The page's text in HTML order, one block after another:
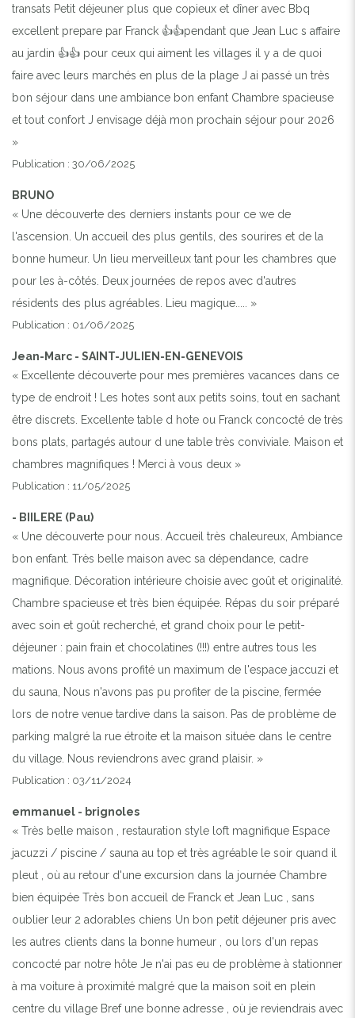
transats Petit déjeuner plus que copieux et dîner avec Bbq
excellent prepare par Franck 👍👍pendant que Jean Luc s affaire
au jardin 👍👍 pour ceux qui aiment les villages il y a de quoi
faire avec leurs marchés en plus de la plage J ai passé un très
bon séjour dans une ambiance bon enfant Chambre spacieuse
et tout confort J envisage déjà mon prochain séjour pour 2026
»
Publication : 30/06/2025
BRUNO
« Une découverte des derniers instants pour ce we de
l'ascension. Un accueil des plus gentils, des sourires et de la
bonne humeur. Un lieu merveilleux tant pour les chambres que
pour les à-côtés. Deux journées de repos avec d'autres
résidents des plus agréables. Lieu magique..... »
Publication : 01/06/2025
Jean-Marc - SAINT-JULIEN-EN-GENEVOIS
« Excellente découverte pour mes premières vacances dans ce
type de endroit ! Les hotes sont aux petits soins, tout en sachant
être discrets. Excellente table d hote ou Franck concocté de très
bons plats, partagés autour d une table très conviviale. Maison et
chambres magnifiques ! Merci à vous deux »
Publication : 11/05/2025
- BIILERE (Pau)
« Une découverte pour nous. Accueil très chaleureux, Ambiance
bon enfant. Très belle maison avec sa dépendance, cadre
magnifique. Décoration intérieure choisie avec goût et originalité.
Chambre spacieuse et très bien équipée. Répas du soir préparé
avec soin et goût recherché, et grand choix pour le petit-
déjeuner : pain frain et chocolatines (!!!) entre autres tous les
mations. Nous avons profité un maximum de l'espace jaccuzi et
du sauna, Nous n'avons pas pu profiter de la piscine, fermée
lors de notre venue tardive dans la saison. Pas de problème de
parking malgré la rue étroite et la maison située dans le centre
du village. Nous reviendrons avec grand plaisir. »
Publication : 03/11/2024
emmanuel - brignoles
« Très belle maison , restauration style loft magnifique Espace
jacuzzi / piscine / sauna au top et très agréable le soir quand il
pleut , où au retour d'une excursion dans la journée Chambre
bien équipée Très bon accueil de Franck et Jean Luc , sans
oublier leur 2 adorables chiens Un bon petit déjeuner pris avec
les autres clients dans la bonne humeur , ou lors d'un repas
concocté par notre hôte Je n'ai pas eu de problème à stationner
à ma voiture à proximité malgré que la maison soit en plein
centre du village Bref une bonne adresse , où je reviendrais avec